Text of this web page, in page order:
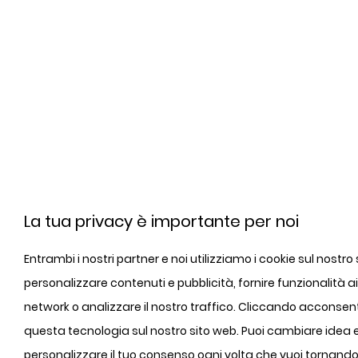
La tua privacy è importante per noi
Entrambi i nostri partner e noi utilizziamo i cookie sul nostro
personalizzare contenuti e pubblicità, fornire funzionalità
network o analizzare il nostro traffico. Cliccando
questa tecnologia sul nostro sito web. Puoi cambiare idea
personalizzare il tuo consenso ogni volta che vuoi